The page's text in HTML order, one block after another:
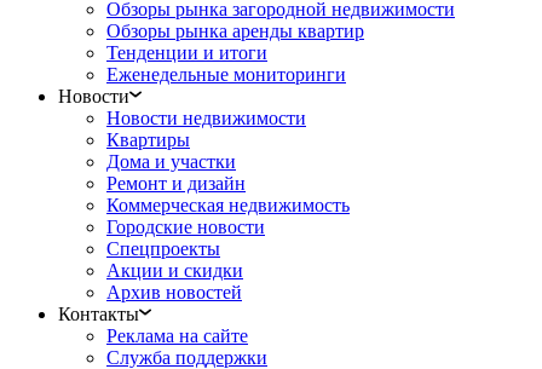
Обзоры рынка загородной недвижимости
Обзоры рынка аренды квартир
Тенденции и итоги
Еженедельные мониторинги
Новости
Новости недвижимости
Квартиры
Дома и участки
Ремонт и дизайн
Коммерческая недвижимость
Городские новости
Спецпроекты
Акции и скидки
Архив новостей
Контакты
Реклама на сайте
Служба поддержки